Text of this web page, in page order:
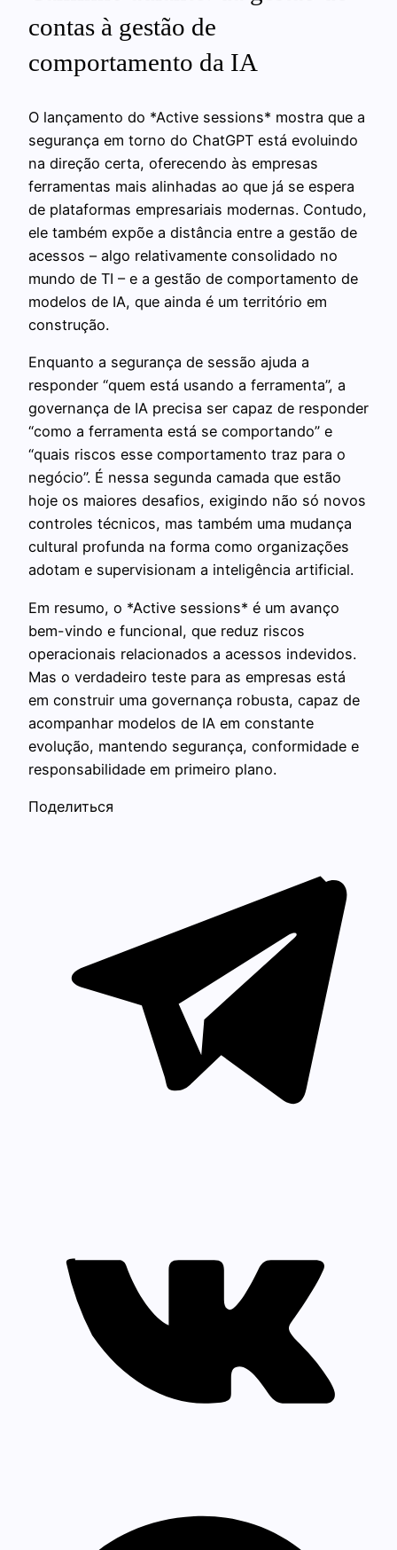
contas à gestão de
comportamento da IA
O lançamento do *Active sessions* mostra que a
segurança em torno do ChatGPT está evoluindo
na direção certa, oferecendo às empresas
ferramentas mais alinhadas ao que já se espera
de plataformas empresariais modernas. Contudo,
ele também expõe a distância entre a gestão de
acessos – algo relativamente consolidado no
mundo de TI – e a gestão de comportamento de
modelos de IA, que ainda é um território em
construção.
Enquanto a segurança de sessão ajuda a
responder “quem está usando a ferramenta”, a
governança de IA precisa ser capaz de responder
“como a ferramenta está se comportando” e
“quais riscos esse comportamento traz para o
negócio”. É nessa segunda camada que estão
hoje os maiores desafios, exigindo não só novos
controles técnicos, mas também uma mudança
cultural profunda na forma como organizações
adotam e supervisionam a inteligência artificial.
Em resumo, o *Active sessions* é um avanço
bem-vindo e funcional, que reduz riscos
operacionais relacionados a acessos indevidos.
Mas o verdadeiro teste para as empresas está
em construir uma governança robusta, capaz de
acompanhar modelos de IA em constante
evolução, mantendo segurança, conformidade e
responsabilidade em primeiro plano.
Поделиться